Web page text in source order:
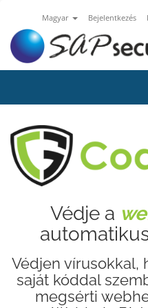
Magyar Bejelentkezés
Védje a
Védjen vírusokkal,
saját kóddal
megsérti